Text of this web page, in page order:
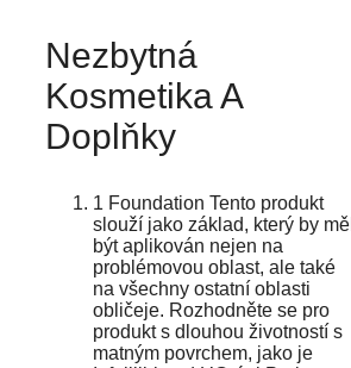
Nezbytná
Kosmetika A
Doplňky
1 Foundation Tento produkt
slouží jako základ, který by měl
být aplikován nejen na
problémovou oblast, ale také
na všechny ostatní oblasti
obličeje. Rozhodněte se pro
produkt s dlouhou životností s
matným povrchem, jako je